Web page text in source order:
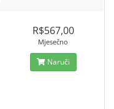
R$567,00
Mjesečno
Naruči